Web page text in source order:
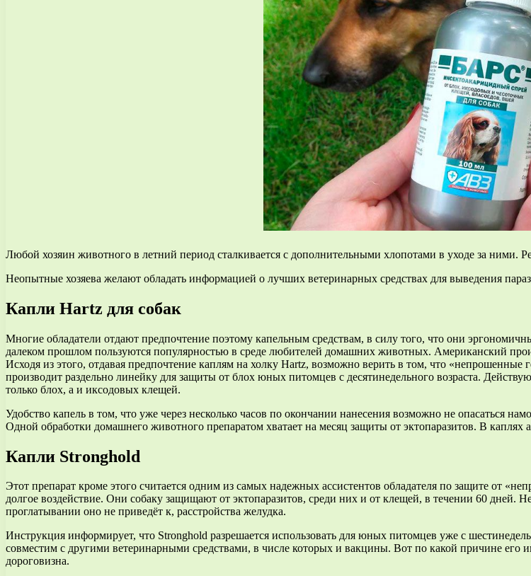
Любой хозяин животного в летний период сталкивается с дополнительными хлопотами в уходе за ними.
Неопытные хозяева желают обладать информацией о лучших ветеринарных средствах для выведения
Капли Hartz для собак
Многие обладатели отдают предпочтение поэтому капельным средствам, в силу того, что они
далеком прошлом пользуются популярностью в среде любителей домашних животных. Американский
Исходя из этого, отдавая предпочтение каплям на холку Hartz, возможно верить в том, что
производит раздельно линейку для защиты от блох юных питомцев с десятинедельного возраста.
только блох, а и иксодовых клещей.
Удобство капель в том, что уже через несколько часов по окончании нанесения возможно не опасаться
Одной обработки домашнего животного препаратом хватает на месяц защиты от эктопаразитов. В каплях
Капли Stronghold
Этот препарат кроме этого считается одним из самых надежных ассистентов обладателя по защите от
долгое воздействие. Они собаку защищают от эктопаразитов, среди них и от клещей, в течении 60 дней.
проглатывании оно не приведёт к, расстройства желудка.
Инструкция информирует, что Stronghold разрешается использовать для юных питомцев уже с
совместим с другими ветеринарными средствами, в числе которых и вакцины. Вот по какой причине
дороговизна.